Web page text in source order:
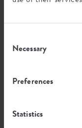
Selection
Necessary
Preferences
Statistics
Empreinte